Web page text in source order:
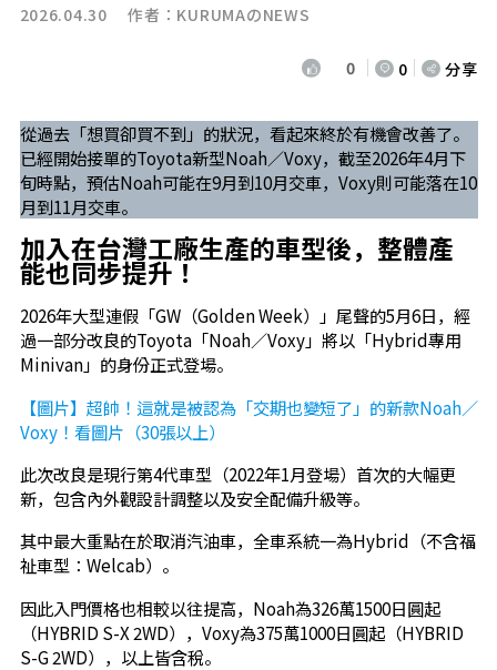
2026.04.30 作者： KURUMAのNEWS
0 0 分享
從過去「想買卻買不到」的狀況，看起來終於有機會改善了。
已經開始接單的Toyota新型Noah／Voxy，截至2026年4月下
旬時點，預估Noah可能在9月到10月交車，Voxy則可能落在10
月到11月交車。
加入在台灣工廠生產的車型後，整體產
能也同步提升！
2026年大型連假「GW（Golden Week）」尾聲的5月6日，經
過一部分改良的Toyota「Noah／Voxy」將以「Hybrid專用
Minivan」的身份正式登場。
【圖片】超帥！這就是被認為「交期也變短了」的新款Noah／
Voxy！看圖片（30張以上）
此次改良是現行第4代車型（2022年1月登場）首次的大幅更
新，包含內外觀設計調整以及安全配備升級等。
其中最大重點在於取消汽油車，全車系統一為Hybrid（不含福
祉車型：Welcab）。
因此入門價格也相較以往提高，Noah為326萬1500日圓起
（HYBRID S-X 2WD），Voxy為375萬1000日圓起（HYBRID
S-G 2WD），以上皆含稅。